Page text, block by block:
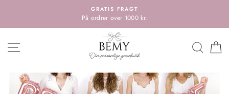
indholdet
GRATIS FRAGT
På ordrer over 1000 kr.
SØG